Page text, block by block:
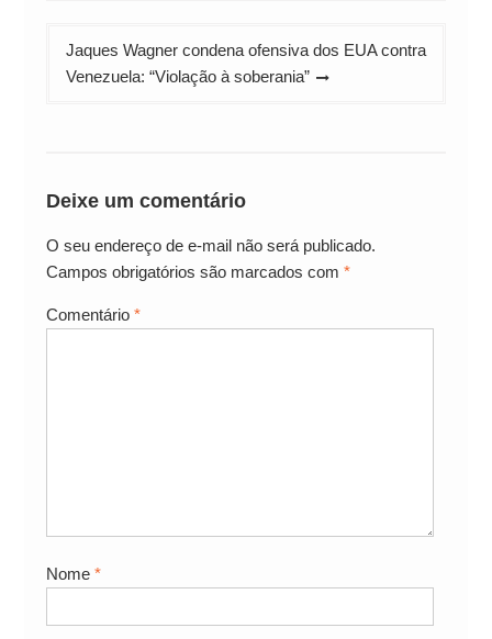
Jaques Wagner condena ofensiva dos EUA contra
Venezuela: “Violação à soberania”
Deixe um comentário
O seu endereço de e-mail não será publicado.
Campos obrigatórios são marcados com *
Comentário *
Nome *